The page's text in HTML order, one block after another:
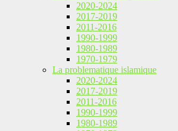
2020-2024
2017-2019
2011-2016
1990-1999
1980-1989
1970-1979
La problematique islamique
2020-2024
2017-2019
2011-2016
1990-1999
1980-1989